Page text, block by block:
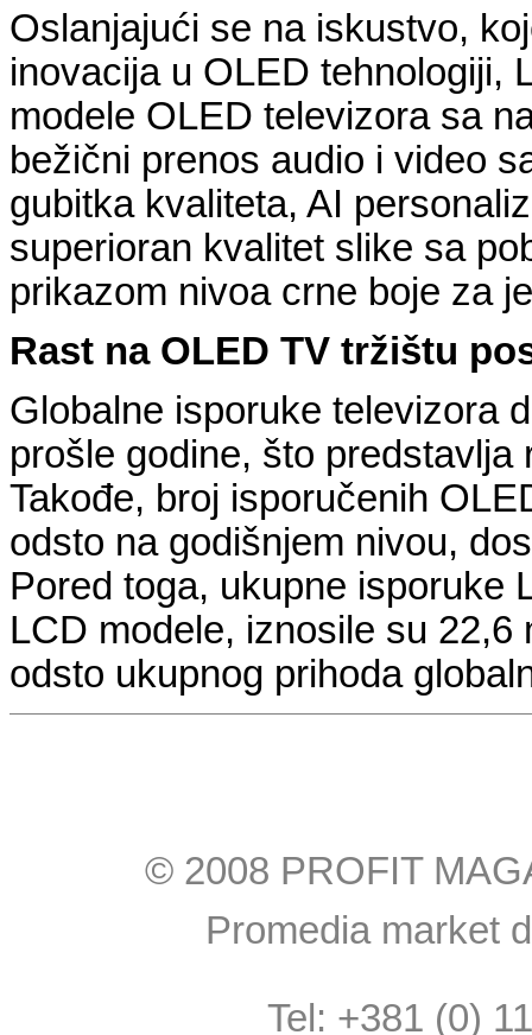
Oslanjajući se na iskustvo,
inovacija u OLED tehnologiji,
modele OLED televizora sa
bežični prenos audio i video
gubitka kvaliteta, AI
superioran kvalitet slike sa
prikazom nivoa crne boje za
Rast na OLED TV tržištu
Globalne isporuke televizora
prošle godine, što
Takođe, broj isporučenih
odsto na godišnjem nivou,
Pored toga, ukupne isporuke
LCD modele, iznosile su
odsto ukupnog prihoda
© 2008 PROFIT
Promedia market
Tel: +381 (0)